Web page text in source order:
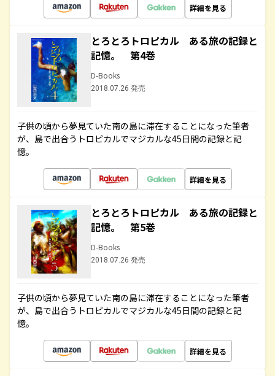
詳細を見る
とろとろトロピカル ある旅の記録と
記憶。 第4巻
D-Books
2018.07.26 発売
子供の頃から夢見ていた南の島に滞在することになった筆者
が、島で出合うトロピカルでマジカルな45日間の記録と記
憶。
詳細を見る
とろとろトロピカル ある旅の記録と
記憶。 第5巻
D-Books
2018.07.26 発売
子供の頃から夢見ていた南の島に滞在することになった筆者
が、島で出合うトロピカルでマジカルな45日間の記録と記
憶。
詳細を見る